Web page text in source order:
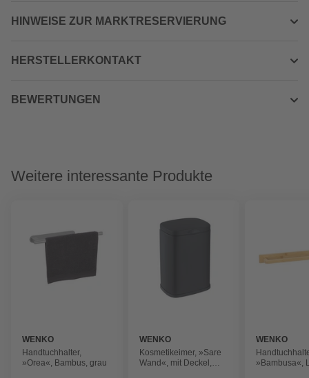
HINWEISE ZUR MARKTRESERVIERUNG
HERSTELLERKONTAKT
BEWERTUNGEN
Weitere interessante Produkte
WENKO
Handtuchhalter,
»Orea«, Bambus, grau
WENKO
Kosmetikeimer, »Sare
Wand«, mit Deckel,
WENKO
»Bambusa«,